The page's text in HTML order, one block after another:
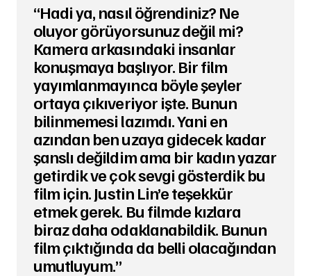
“Hadi ya, nasıl öğrendiniz? Ne
oluyor görüyorsunuz değil mi?
Kamera arkasındaki insanlar
konuşmaya başlıyor. Bir film
yayımlanmayınca böyle şeyler
ortaya çıkıveriyor işte. Bunun
bilinmemesi lazımdı. Yani en
azından ben uzaya gidecek kadar
şanslı değildim ama bir kadın yazar
getirdik ve çok sevgi gösterdik bu
film için. Justin Lin’e teşekkür
etmek gerek. Bu filmde kızlara
biraz daha odaklanabildik. Bunun
film çıktığında da belli olacağından
umutluyum.”